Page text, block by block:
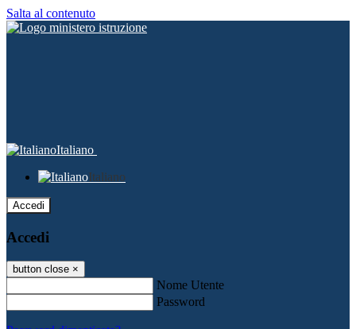
Salta al contenuto
Italiano
Italiano
Accedi
Accedi
button close ×
Nome Utente
Password